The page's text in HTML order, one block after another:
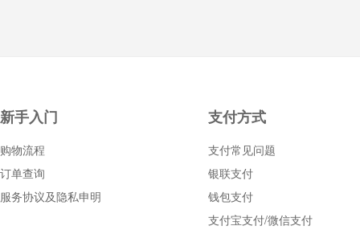
新手入门
购物流程
订单查询
服务协议及隐私申明
支付方式
支付常见问题
银联支付
钱包支付
支付宝支付/微信支付